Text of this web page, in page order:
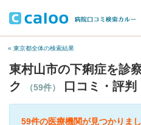
« 東京都全体の検索結果
東村山市の下痢症を診
ク
（59件） 口コミ・評判
59件の医療機関が見つかりま